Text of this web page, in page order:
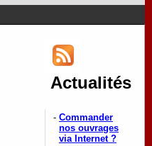
Actualités
- Commander
nos ouvrages
via Internet ?